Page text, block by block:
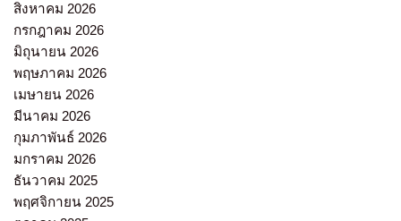
สิงหาคม 2026
กรกฎาคม 2026
มิถุนายน 2026
พฤษภาคม 2026
เมษายน 2026
มีนาคม 2026
กุมภาพันธ์ 2026
มกราคม 2026
ธันวาคม 2025
พฤศจิกายน 2025